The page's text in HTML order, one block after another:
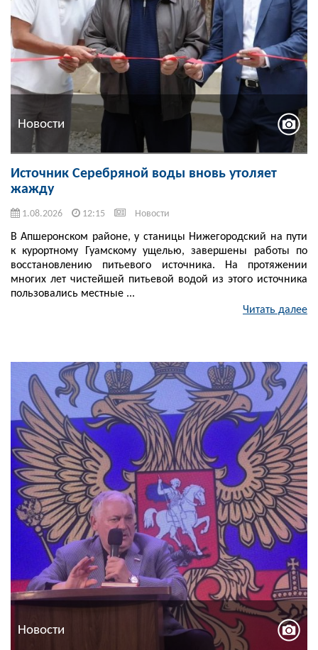
Новости
Источник Серебряной воды вновь утоляет
жажду
1.08.2026 12:15 Новости
В Апшеронском районе, у станицы Нижегородский на пути
к курортному Гуамскому ущелью, завершены работы по
восстановлению питьевого источника. На протяжении
многих лет чистейшей питьевой водой из этого источника
пользовались местные ...
Читать далее
Новости